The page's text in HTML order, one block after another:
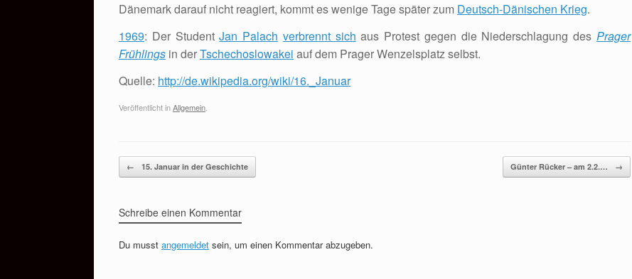
Dänemark darauf nicht reagiert, kommt es wenige Tage später zum Deutsch-Dänischen Krieg.
1969: Der StudentJan Palach verbrennt sich aus Protest gegen die Niederschlagung desPrager
Frühlings in derTschechoslowakei auf dem Prager Wenzelsplatz selbst.
Quelle: http://de.wikipedia.org/wiki/16._Januar
Veröffentlicht inAllgemein
Beitragsnavigation
← 15. Januar in der Geschichte Günter Rücker – am 2.2.… →
Schreibe einen Kommentar
Du musst angemeldet sein, um einen Kommentar abzugeben.